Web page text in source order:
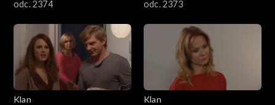
odc. 2374 odc. 2373
Klan
Klan